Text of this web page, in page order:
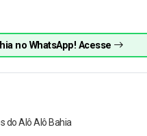
no WhatsApp! Acesse
do Alô Alô Bahia